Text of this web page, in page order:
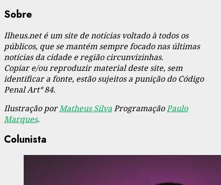
Sobre
Ilheus.net é um site de notícias voltado à todos os
públicos, que se mantém sempre focado nas últimas
notícias da cidade e região circunvizinhas.
Copiar e/ou reproduzir material deste site, sem
identificar a fonte, estão sujeitos a punição do Código
Penal Art° 84.
Ilustração porMatheus SilvaProgramaçãoPaulo
Marques.
Colunista